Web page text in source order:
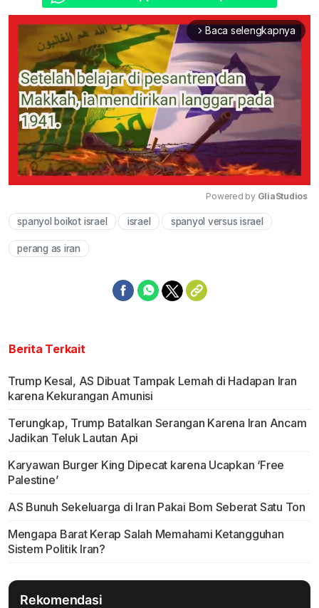
arrow_forward_ios Baca selengkapnya
Mute
Powered by GliaStudios
spanyol boikot israel israel spanyol versus israel
perang as iran
Berita Terkait
Trump Kesal, AS Dibuat Tampak Lemah di Hadapan Iran
karena Kekurangan Amunisi
Terungkap, Trump Batalkan Serangan Karena Iran Ancam
Jadikan Teluk Lautan Api
Karyawan Burger King Dipecat karena Ucapkan ‘Free
Palestine’
AS Bunuh Sekeluarga di Iran Pakai Bom Seberat Satu Ton
Mengapa Barat Kerap Salah Memahami Ketangguhan
Sistem Politik Iran?
Rekomendasi